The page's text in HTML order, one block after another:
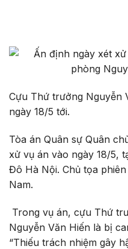
Cựu Thứ trưởng Nguyễn
ngày 18/5 tới.
Tòa án Quân sự Quân
xử vụ án vào ngày 18/5,
Đô Hà Nội. Chủ tọa
Nam.
Trong vụ án, cựu Thứ
Nguyễn Văn Hiến là bị
“Thiếu trách nhiệm gây